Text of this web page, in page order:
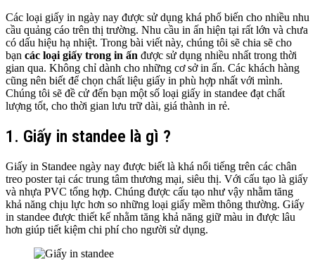
Các loại giấy in ngày nay được sử dụng khá phổ biến cho nhiều nhu
cầu quảng cáo trên thị trường. Nhu cầu in ấn hiện tại rất lớn và chưa
có dấu hiệu hạ nhiệt. Trong bài viết này, chúng tôi sẽ chia sẽ cho
bạn các loại giấy trong in ấn được sử dụng nhiều nhất trong thời
gian qua. Không chỉ dành cho những cơ sở in ấn. Các khách hàng
cũng nên biết để chọn chất liệu giấy in phù hợp nhất với mình.
Chúng tôi sẽ đề cử đến bạn một số loại giấy in standee đạt chất
lượng tốt, cho thời gian lưu trữ dài, giá thành in rẻ.
1. Giấy in standee là gì ?
Giấy in Standee ngày nay được biết là khá nổi tiếng trên các chân
treo poster tại các trung tâm thương mại, siêu thị. Với cấu tạo là giấy
và nhựa PVC tổng hợp. Chúng được cấu tạo như vậy nhằm tăng
khả năng chịu lực hơn so những loại giấy mềm thông thường. Giấy
in standee được thiết kế nhằm tăng khả năng giữ màu in được lâu
hơn giúp tiết kiệm chi phí cho người sử dụng.